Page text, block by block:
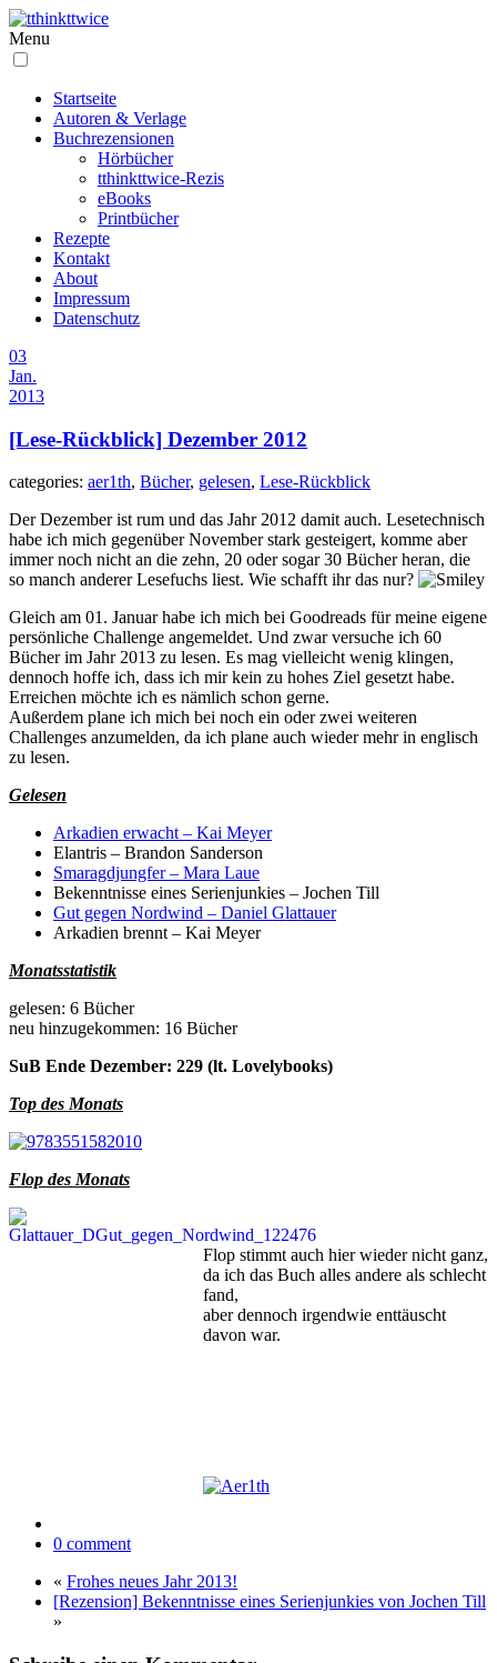
Menu
Startseite
Autoren & Verlage
Buchrezensionen
Hörbücher
tthinkttwice-Rezis
eBooks
Printbücher
Rezepte
Kontakt
About
Impressum
Datenschutz
03
Jan.
2013
[Lese-Rückblick] Dezember 2012
categories: aer1th, Bücher, gelesen, Lese-Rückblick
Der Dezember ist rum und das Jahr 2012 damit auch. Lesetechnisch
habe ich mich gegenüber November stark gesteigert, komme aber
immer noch nicht an die zehn, 20 oder sogar 30 Bücher heran, die
so manch anderer Lesefuchs liest. Wie schafft ihr das nur?
Gleich am 01. Januar habe ich mich bei Goodreads für meine eigene
persönliche Challenge angemeldet. Und zwar versuche ich 60
Bücher im Jahr 2013 zu lesen. Es mag vielleicht wenig klingen,
dennoch hoffe ich, dass ich mir kein zu hohes Ziel gesetzt habe.
Erreichen möchte ich es nämlich schon gerne.
Außerdem plane ich mich bei noch ein oder zwei weiteren
Challenges anzumelden, da ich plane auch wieder mehr in englisch
zu lesen.
Gelesen
Arkadien erwacht – Kai Meyer
Elantris – Brandon Sanderson
Smaragdjungfer – Mara Laue
Bekenntnisse eines Serienjunkies – Jochen Till
Gut gegen Nordwind – Daniel Glattauer
Arkadien brennt – Kai Meyer
Monatsstatistik
gelesen: 6 Bücher
neu hinzugekommen: 16 Bücher
SuB Ende Dezember: 229 (lt. Lovelybooks)
Top des Monats
Flop des Monats
Flop stimmt auch hier wieder nicht ganz,
da ich das Buch alles andere als schlecht
fand,
aber dennoch irgendwie enttäuscht
davon war.
0 comment
« Frohes neues Jahr 2013!
[Rezension] Bekenntnisse eines Serienjunkies von Jochen Till
»